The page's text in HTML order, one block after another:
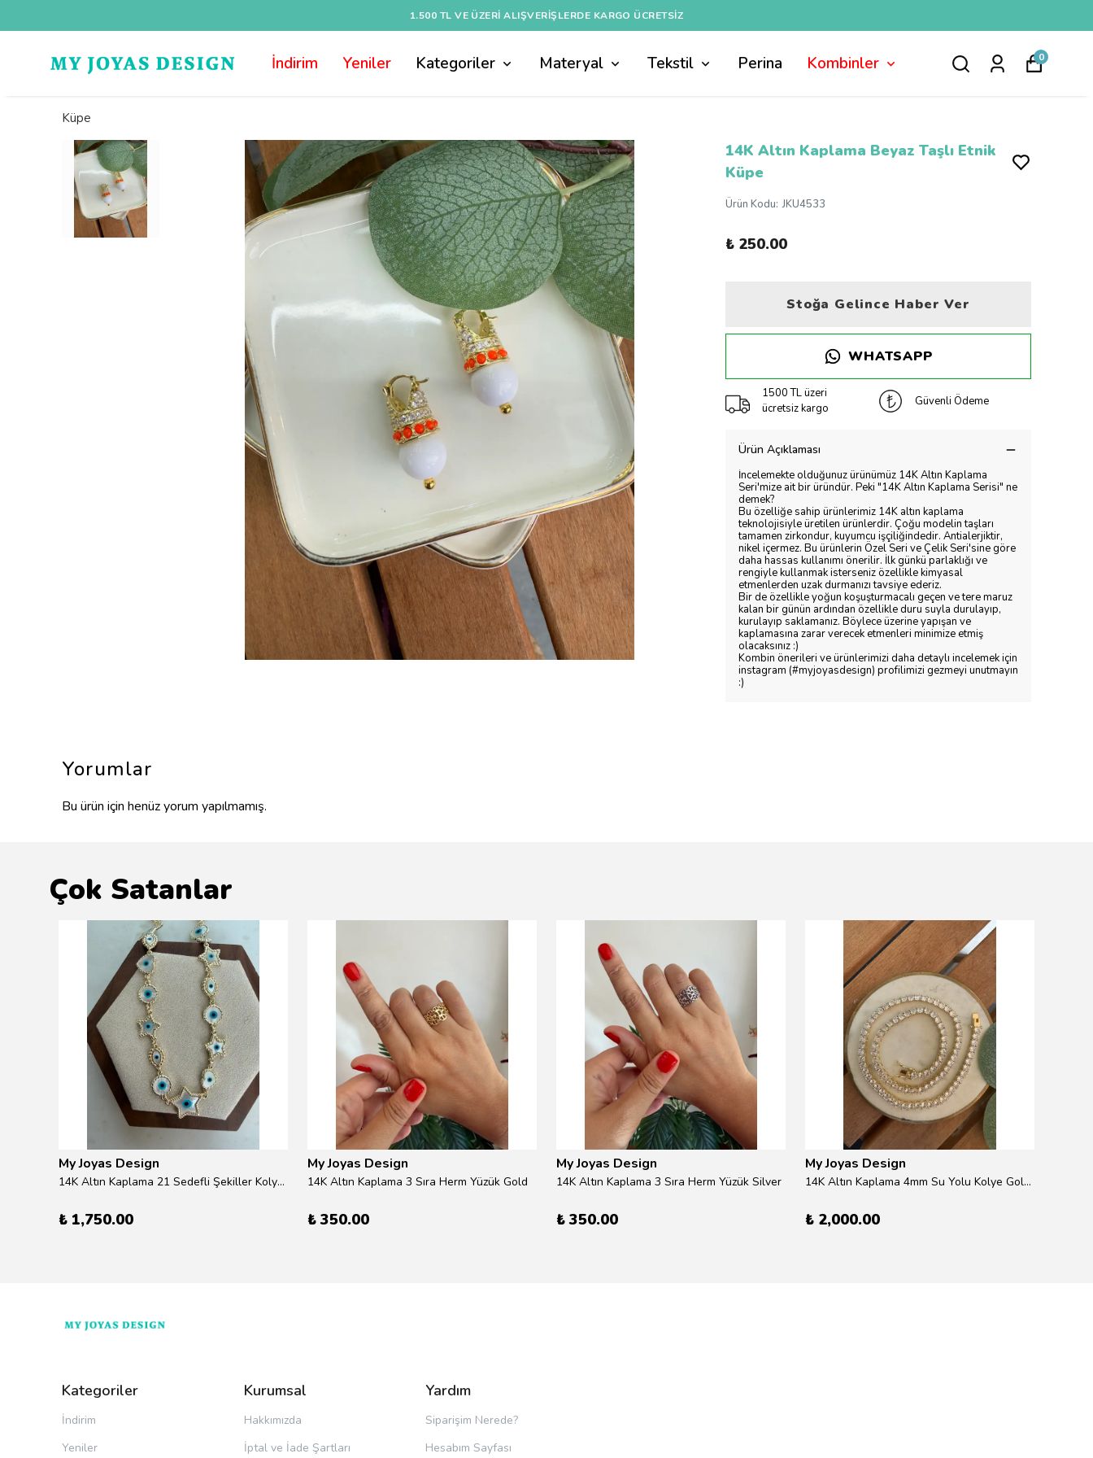
1.500 TL VE ÜZERI ALIŞVERIŞLERDE KARGO ÜCRETSİZ
İndirim Yeniler Kategoriler Materyal Tekstil Perina Kombinler 0
Küpe
14K Altın Kaplama Beyaz Taşlı Etnik
Küpe
Ürün Kodu: JKU4533
₺ 250.00
Stoğa Gelince Haber Ver
WHATSAPP
1500 TL üzeri
ücretsiz kargo
Güvenli Ödeme
Ürün Açıklaması
İncelemekte olduğunuz ürünümüz 14K Altın Kaplama
Seri'mize ait bir üründür. Peki "14K Altın Kaplama Serisi" ne
demek?
Bu özelliğe sahip ürünlerimiz 14K altın kaplama
teknolojisiyle üretilen ürünlerdir. Çoğu modelin taşları
tamamen zirkondur, kuyumcu işçiliğindedir. Antialerjiktir,
nikel içermez. Bu ürünlerin Özel Seri ve Çelik Seri'sine göre
daha hassas kullanımı önerilir. İlk günkü parlaklığı ve
rengiyle kullanmak isterseniz özellikle kimyasal
etmenlerden uzak durmanızı tavsiye ederiz.
Bir de özellikle yoğun koşuşturmacalı geçen ve tere maruz
kalan bir günün ardından özellikle duru suyla durulayıp,
kurulayıp saklamanız. Böylece üzerine yapışan ve
kaplamasına zarar verecek etmenleri minimize etmiş
olacaksınız :)
Kombin önerileri ve ürünlerimizi daha detaylı incelemek için
instagram (#myjoyasdesign) profilimizi gezmeyi unutmayın
:)
Yorumlar
Bu ürün için henüz yorum yapılmamış.
Çok Satanlar
My Joyas Design
14K Altın Kaplama 21 Sedefli Şekiller Kolye 46cm
₺ 1,750.00
My Joyas Design
14K Altın Kaplama 3 Sıra Herm Yüzük Gold
₺ 350.00
My Joyas Design
14K Altın Kaplama 3 Sıra Herm Yüzük Silver
₺ 350.00
My Joyas Design
14K Altın Kaplama 4mm Su Yolu Kolye Gold 41cm
₺ 2,000.00
Kategoriler
İndirim
Yeniler
Kurumsal
Hakkımızda
İptal ve İade Şartları
Yardım
Siparişim Nerede?
Hesabım Sayfası